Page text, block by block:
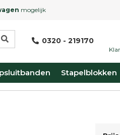
mogelijk
0320 - 219170
Stapelblokken